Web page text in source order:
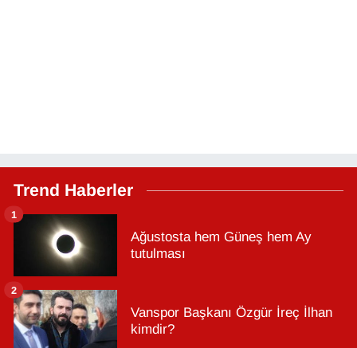
Trend Haberler
Ağustosta hem Güneş hem Ay
tutulması
1
Vanspor Başkanı Özgür İreç İlhan
kimdir?
2